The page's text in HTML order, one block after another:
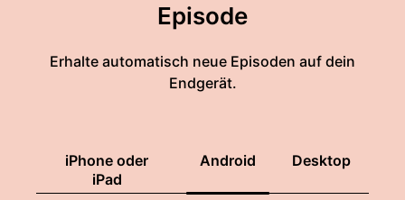
00:01:35: München Das Münchner Tierheim
00:01:39: Wegen der hohen Zahl an Jungvögeln,
00:01:45: Derzeit werden dort rund achthundert
Tiere versorgt.
Episode
Erhalte automatisch neue Episoden auf dein
Endgerät.
iPhone oder
iPad
Android Desktop